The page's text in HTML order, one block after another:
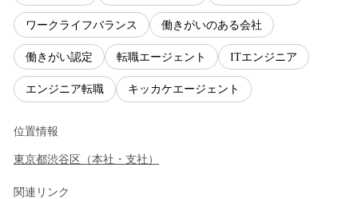
ワークライフバランス 働きがいのある会社
働きがい認定 転職エージェント ITエンジニア
エンジニア転職 キッカケエージェント
位置情報
東京都渋谷区 （本社・支社 ）
関連リンク